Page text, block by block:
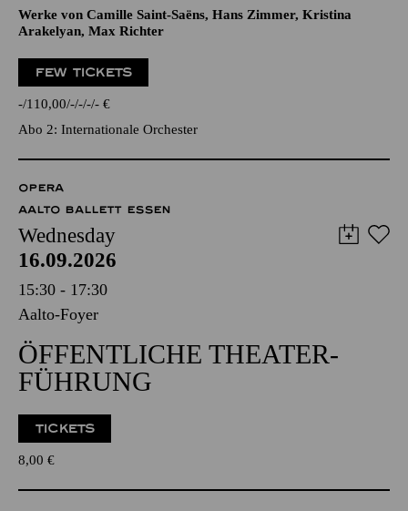
Werke von Camille Saint-Saëns, Hans Zimmer, Kristina
Arakelyan, Max Richter
FEW TICKETS
- 110,00 - - - - €
Abo 2: Internationale Orchester
OPERA
AALTO BALLETT ESSEN
Wednesday
16.09.2026
15:30 - 17:30
Aalto-Foyer
ÖFFENTLICHE THEATER­
FÜHRUNG
TICKETS
8,00 €